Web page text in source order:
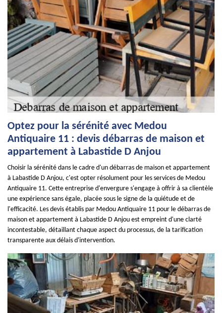
Optez pour la sérénité avec Medou
Antiquaire 11 : devis débarras de maison et
appartement à Labastide D Anjou
Choisir la sérénité dans le cadre d'un débarras de maison et appartement
à Labastide D Anjou, c'est opter résolument pour les services de Medou
Antiquaire 11. Cette entreprise d'envergure s'engage à offrir à sa clientèle
une expérience sans égale, placée sous le signe de la quiétude et de
l'efficacité. Les devis établis par Medou Antiquaire 11 pour le débarras de
maison et appartement à Labastide D Anjou est empreint d'une clarté
incontestable, détaillant chaque aspect du processus, de la tarification
transparente aux délais d'intervention.